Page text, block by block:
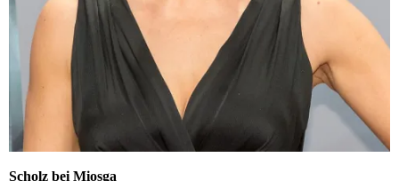
Scholz bei Miosga